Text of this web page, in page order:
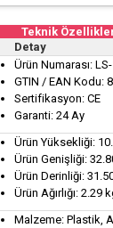
Teknik
Detay
Ürün Numarası:
GTIN / EAN Kodu:
Sertifikasyon: CE
Garanti: 24 Ay
Ürün Yüksekliği:
Ürün Genişliği:
Ürün Derinliği:
Ürün Ağırlığı: 2.29
Malzeme: Plastik,